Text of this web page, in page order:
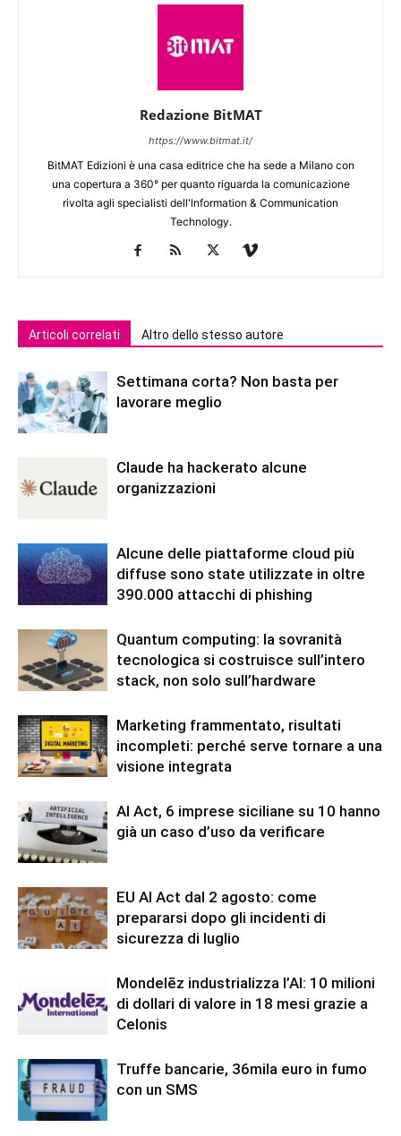
Redazione BitMAT
https://www.bitmat.it/
BitMAT Edizioni è una casa editrice che ha sede a Milano con
una copertura a 360° per quanto riguarda la comunicazione
rivolta agli specialisti dell'lnformation & Communication
Technology.
Articoli correlati Altro dello stesso autore
Settimana corta? Non basta per
lavorare meglio
Claude ha hackerato alcune
organizzazioni
Alcune delle piattaforme cloud più
diffuse sono state utilizzate in oltre
390.000 attacchi di phishing
Quantum computing: la sovranità
tecnologica si costruisce sull’intero
stack, non solo sull’hardware
Marketing frammentato, risultati
incompleti: perché serve tornare a una
visione integrata
AI Act, 6 imprese siciliane su 10 hanno
già un caso d’uso da verificare
EU AI Act dal 2 agosto: come
prepararsi dopo gli incidenti di
sicurezza di luglio
Mondelēz industrializza l’AI: 10 milioni
di dollari di valore in 18 mesi grazie a
Celonis
Truffe bancarie, 36mila euro in fumo
con un SMS